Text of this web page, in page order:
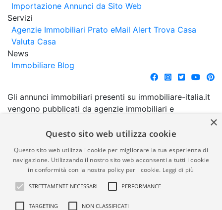
Importazione Annunci da Sito Web
Servizi
Agenzie Immobiliari Prato eMail Alert Trova Casa
Valuta Casa
News
Immobiliare Blog
Gli annunci immobiliari presenti su immobiliare-italia.it
vengono pubblicati da agenzie immobiliari e
comporta l'approvazione o l'avallo da parte di
garanzia da parte di quest'ultima. immobiliare-italia.it
quindi non è responsabile della veridicità, della
correttezza, della completezza, della normativa in
materia di privacy e/o di alcun altro aspetto dei
suddetti annunci.
×
Questo sito web utilizza cookie
Questo sito web utilizza i cookie per migliorare la tua esperienza di
navigazione. Utilizzando il nostro sito web acconsenti a tutti i cookie
in conformità con la nostra policy per i cookie. Leggi di più
STRETTAMENTE NECESSARI PERFORMANCE
TARGETING NON CLASSIFICATI